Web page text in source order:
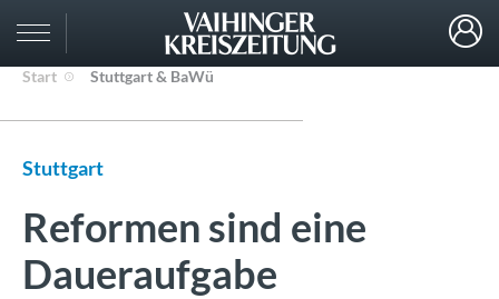
Start Stuttgart & BaWü
Stuttgart
Reformen sind eine
Daueraufgabe